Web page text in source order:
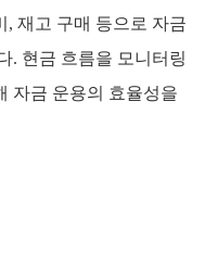
, 재고 구매 등으로 자금
. 현금 흐름을 모니터링
자금 운용의 효율성을